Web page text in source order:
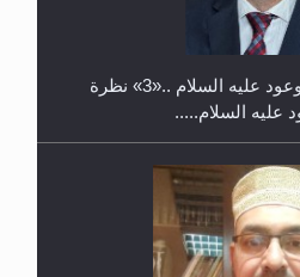
رأيٌ في لغة المسيح الموعود عليه السلام ..«3» نظرة
عليه السلام.....